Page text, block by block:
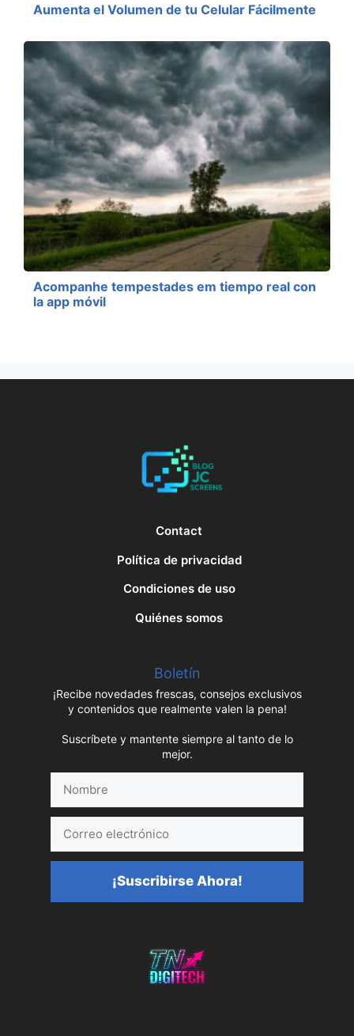
Aumenta el Volumen de tu Celular Fácilmente
Acompanhe tempestades em tiempo real con
la app móvil
Contact
Política de privacidad
Condiciones de uso
Quiénes somos
Boletín
¡Recibe novedades frescas, consejos exclusivos
y contenidos que realmente valen la pena!
Suscríbete y mantente siempre al tanto de lo
mejor.
electrónico
¡Suscribirse Ahora!